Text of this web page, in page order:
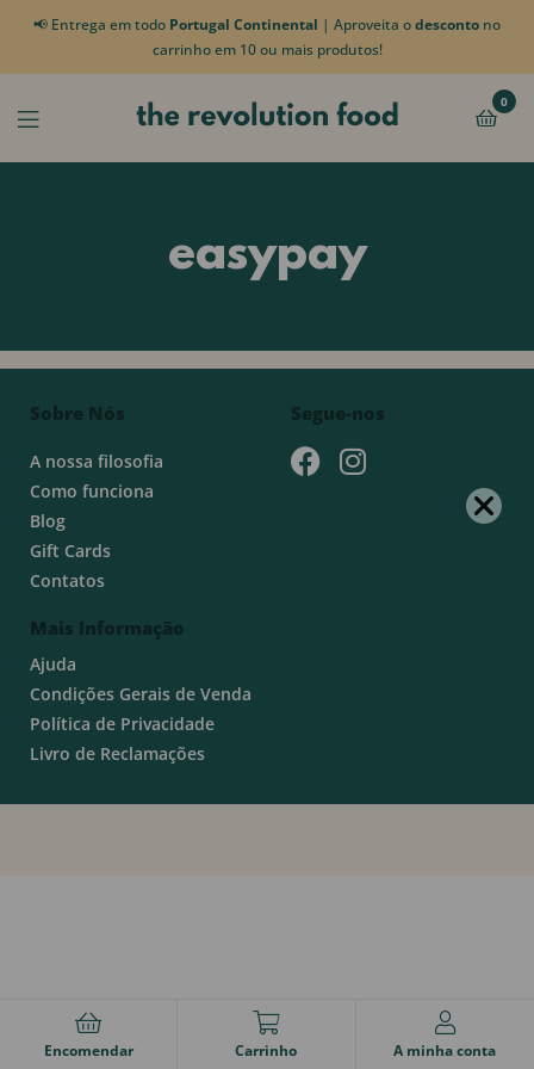
📢 Entrega em todo Portugal Continental | Aproveita odesconto no
carrinho em 10 ou mais produtos!
0
easypay
Sobre Nós
A nossa filosofia
Como funciona
Blog
Gift Cards
Contatos
Mais Informação
Ajuda
Condições Gerais de Venda
Política de Privacidade
Livro de Reclamações
Segue-nos
Encomendar Carrinho A minha conta